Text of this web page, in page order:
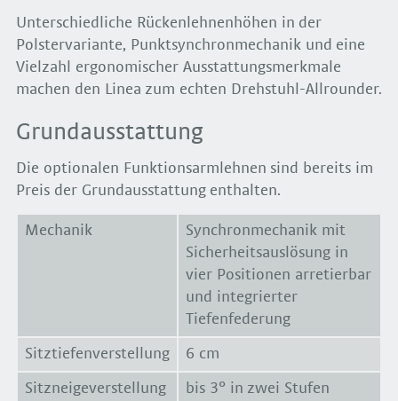
Unterschiedliche Rückenlehnenhöhen in der
Polstervariante, Punktsynchronmechanik und eine
Vielzahl ergonomischer Ausstattungsmerkmale
machen den Linea zum echten Drehstuhl-Allrounder.
Grundausstattung
Die optionalen Funktionsarmlehnen sind bereits im
Preis der Grundausstattung enthalten.
Mechanik
Synchronmechanik mit
Sicherheitsauslösung in
vier Positionen arretierbar
und integrierter
Tiefenfederung
Sitztiefenverstellung 6 cm
Sitzneigeverstellung
bis 3° in zwei Stufen